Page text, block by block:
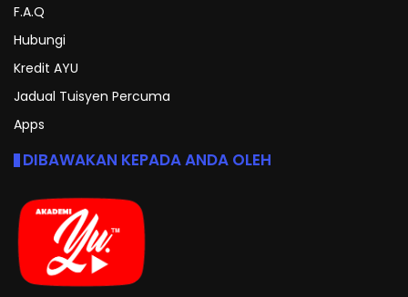
F.A.Q
Hubungi
Kredit AYU
Jadual Tuisyen Percuma
Apps
DIBAWAKAN KEPADA ANDA OLEH